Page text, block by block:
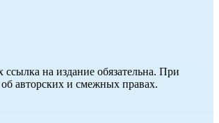
на издание обязательна. При
авторских и смежных правах.